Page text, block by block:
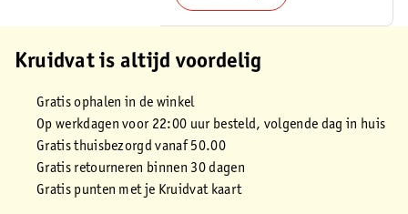
Kruidvat is altijd voordelig
Gratis ophalen in de winkel
Op werkdagen voor 22:00 uur besteld, volgende dag in huis
Gratis thuisbezorgd vanaf 50.00
Gratis retourneren binnen 30 dagen
Gratis punten met je Kruidvat kaart